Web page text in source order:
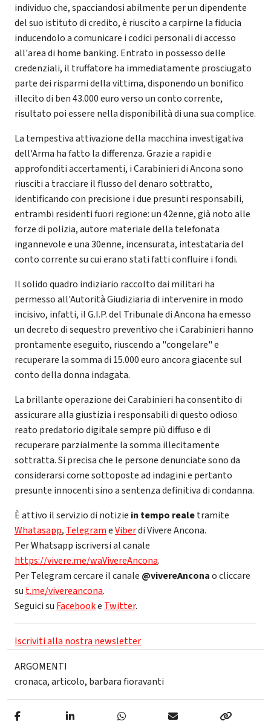
individuo che, spacciandosi abilmente per un dipendente
del suo istituto di credito, è riuscito a carpirne la fiducia
inducendolo a comunicare i codici personali di accesso
all'area di home banking. Entrato in possesso delle
credenziali, il truffatore ha immediatamente prosciugato
parte dei risparmi della vittima, disponendo un bonifico
illecito di ben 43.000 euro verso un conto corrente,
risultato poi essere nella disponibilità di una sua complice.
La tempestiva attivazione della macchina investigativa
dell'Arma ha fatto la differenza. Grazie a rapidi e
approfonditi accertamenti, i Carabinieri di Ancona sono
riusciti a tracciare il flusso del denaro sottratto,
identificando con precisione i due presunti responsabili,
entrambi residenti fuori regione: un 42enne, già noto alle
forze di polizia, autore materiale della telefonata
ingannevole e una 30enne, incensurata, intestataria del
conto corrente su cui erano stati fatti confluire i fondi.
Il solido quadro indiziario raccolto dai militari ha
permesso all'Autorità Giudiziaria di intervenire in modo
incisivo, infatti, il G.I.P. del Tribunale di Ancona ha emesso
un decreto di sequestro preventivo che i Carabinieri hanno
prontamente eseguito, riuscendo a "congelare" e
recuperare la somma di 15.000 euro ancora giacente sul
conto della donna indagata.
La brillante operazione dei Carabinieri ha consentito di
assicurare alla giustizia i responsabili di questo odioso
reato predatorio digitale sempre più diffuso e di
recuperare parzialmente la somma illecitamente
sottratta. Si precisa che le persone denunciate sono da
considerarsi come sottoposte ad indagini e pertanto
presunte innocenti sino a sentenza definitiva di condanna.
È attivo il servizio di notizie in tempo realetramite
Whatasapp, TelegrameViberdi Vivere Ancona.
Per Whatsapp iscriversi al canale
https://vivere.me/waVivereAncona.
Per Telegram cercare il canale @vivereAnconao cliccare
su t.me/vivereancona.
Seguici su Facebooke Twitter.
Iscriviti alla nostra newsletter
ARGOMENTI
cronaca,articolo, barbara fioravanti